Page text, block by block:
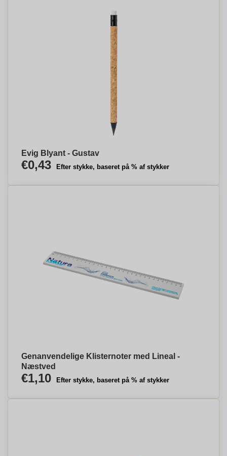
Evig Blyant - Gustav
€0,43 Efter stykke, baseret på % af stykker
Genanvendelige Klisternoter med Lineal -
Næstved
€1,10 Efter stykke, baseret på % af stykker